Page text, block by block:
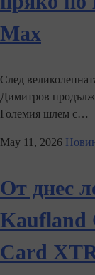
Мах
След
Димитров
Големия шлем с…
May 11, 2026
От днес
Kaufland
Card